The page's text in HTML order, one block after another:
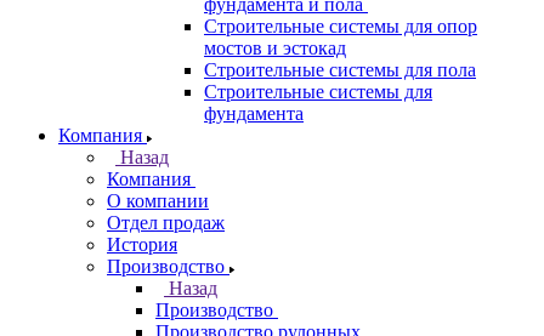
фундамента и пола
Строительные системы для опор
мостов и эстокад
Строительные системы для пола
Строительные системы для
фундамента
Компания
Назад
Компания
О компании
Отдел продаж
История
Производство
Назад
Производство
Производство рулонных